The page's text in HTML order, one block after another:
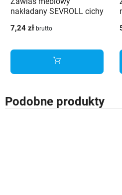
nakładany SEVROLL cichy
mimośrodową 3D +
7,24 zł brutto
Podobne produkty